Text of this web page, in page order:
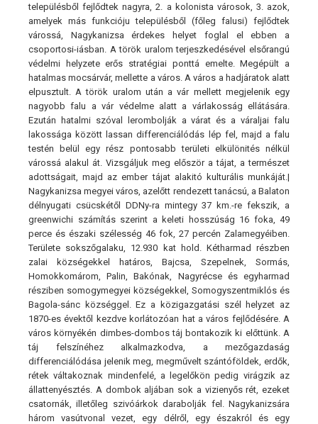
településből fejlődtek nagyra, 2. a kolonista városok, 3. azok,
amelyek más funkcióju településből (főleg falusi) fejlődtek
várossá, Nagykanizsa érdekes helyet foglal el ebben a
csoportosi-iásban. A török uralom terjeszkedésével elsőrangú
védelmi helyzete erős stratégiai ponttá emelte. Megépült a
hatalmas mocsárvár, mellette a város. A város a hadjáratok alatt
elpusztult. A török uralom után a vár mellett megjelenik egy
nagyobb falu a vár védelme alatt a várlakosság ellátására.
Ezután hatalmi szóval lerombolják a várat és a váraljai falu
lakossága között lassan differenciálódás lép fel, majd a falu
testén belül egy rész pontosabb területi elkülönités nélkül
várossá alakul át. Vizsgáljuk meg először a tájat, a természet
adottságait, majd az ember tájat alakitó kulturális munkáját.|
Nagykanizsa megyei város, azelőtt rendezett tanácsú, a Balaton
délnyugati csücskétől DDNy-ra mintegy 37 km.-re fekszik, a
greenwichi számítás szerint a keleti hosszúság 16 foka, 49
perce és északi szélesség 46 fok, 27 percén Zalamegyéiben.
Területe sokszőgalaku, 12.930 kat hold. Kétharmad részben
zalai községekkel határos, Bajcsa, Szepelnek, Sormás,
Homokkomárom, Palin, Bakónak, Nagyrécse és egyharmad
résziben somogymegyei községekkel, Somogyszentmiklós és
Bagola-sánc községgel. Ez a közigazgatási szél helyzet az
1870-es évektől kezdve korlátozóan hat a város fejlődésére. A
város környékén dimbes-dombos táj bontakozik ki előttünk. A
táj felszínéhez alkalmazkodva, a mezőgazdaság
differenciálódása jelenik meg, megművelt szántóföldek, erdők,
rétek váltakoznak mindenfelé, a legelőkön pedig virágzik az
állattenyésztés. A dombok aljában sok a vizienyős rét, ezeket
csatornák, illetőleg szivóárkok darabolják fel. Nagykanizsára
három vasútvonal vezet, egy délről, egy északról és egy